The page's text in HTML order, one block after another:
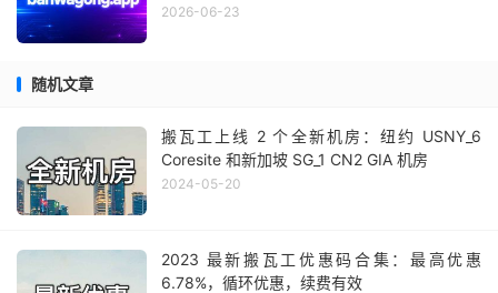
2026-06-23
随机文章
搬瓦工上线 2 个全新机房：纽约 USNY_6
Coresite 和新加坡 SG_1 CN2 GIA 机房
2024-05-20
2023 最新搬瓦工优惠码合集：最高优惠
6.78%，循环优惠，续费有效